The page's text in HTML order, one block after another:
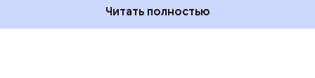
Читать полностью